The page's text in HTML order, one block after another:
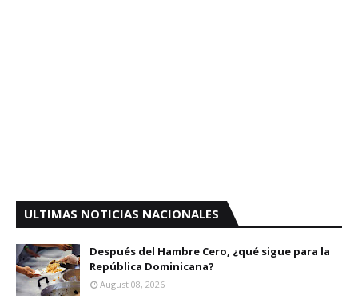
ULTIMAS NOTICIAS NACIONALES
Después del Hambre Cero, ¿qué sigue para la
República Dominicana?
August 08, 2026